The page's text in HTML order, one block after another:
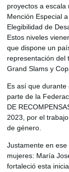
proyectos a
Mención Especial
Elegibilidad de
Estos niveles
que dispone un
representación del
Grand Slams y
Es así que
parte de la
DE
2023, por el
de género.
Justamente en
mujeres: María
fortaleció esta